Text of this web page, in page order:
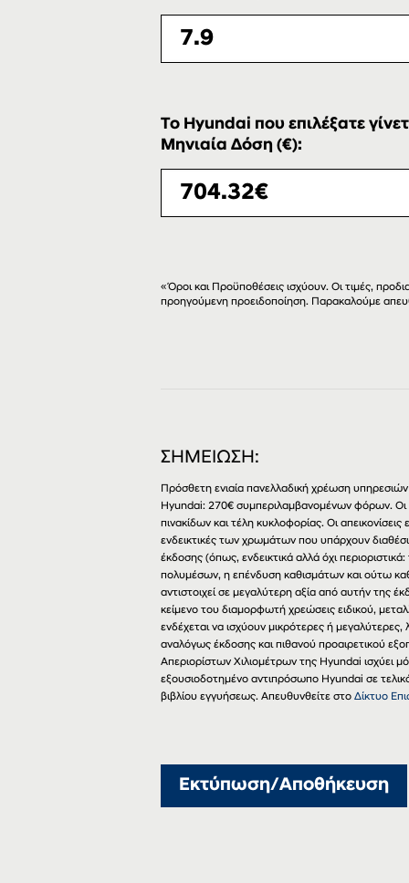
Το Hyundai που επιλέξατε
Μηνιαία Δόση (€):
«Όροι και Προϋποθέσεις ισχύουν. Οι τιμές,
προηγούμενη προειδοποίηση. Παρακαλούμε
ΣΗΜΕΙΩΣΗ:
Πρόσθετη ενιαία πανελλαδική χρέωση
Hyundai: 270€ συμπεριλαμβανομένων φόρων.
πινακίδων και τέλη κυκλοφορίας. Οι
ενδεικτικές των χρωμάτων που υπάρχουν
έκδοσης (όπως, ενδεικτικά αλλά όχι
πολυμέσων, η επένδυση καθισμάτων και ούτω
αντιστοιχεί σε μεγαλύτερη αξία από αυτήν της
κείμενο του διαμορφωτή χρεώσεις ειδικού,
ενδέχεται να ισχύουν μικρότερες ή
αναλόγως έκδοσης και πιθανού προαιρετικού
Απεριορίστων Χιλιομέτρων της Hyundai ισχύει
εξουσιοδοτημένο αντιπρόσωπο Hyundai σε
βιβλίου εγγυήσεως. Απευθυνθείτε στοΔίκτυο
Εκτύπωση/Αποθήκευση